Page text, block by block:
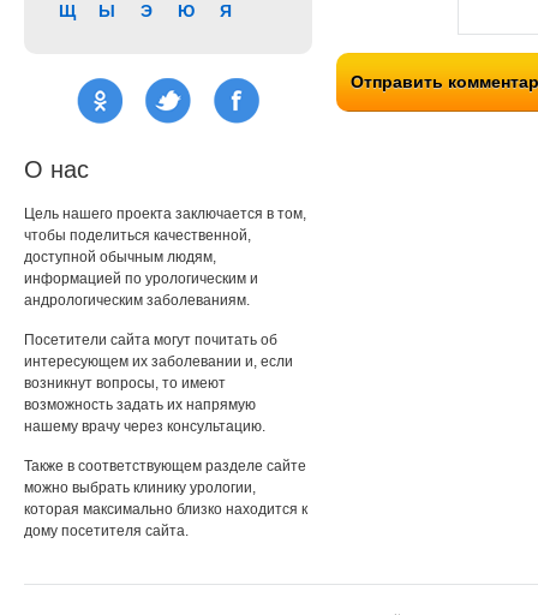
Щ Ы Э Ю Я
О нас
Цель нашего проекта заключается в том,
чтобы поделиться качественной,
доступной обычным людям,
информацией по урологическим и
андрологическим заболеваниям.
Посетители сайта могут почитать об
интересующем их заболевании и, если
возникнут вопросы, то имеют
возможность задать их напрямую
нашему врачу через консультацию.
Также в соответствующем разделе сайте
можно выбрать клинику урологии,
которая максимально близко находится к
дому посетителя сайта.
Отправить